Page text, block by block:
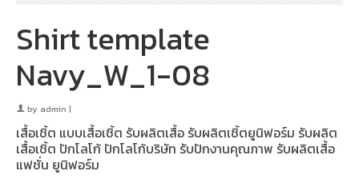
Shirt template
Navy_W_1-08
by admin |
เสื้อเชิ้ต แบบเสื้อเชิ้ต รับผลิตเสื้อ รับผลิตเชิ้ตยูนิฟอร์ม รับผลิต
เสื้อเชิ้ต ปักโลโก้ ปักโลโก้บริษัท รับปักงานคุณภาพ รับผลิตเสื้อ
แฟชั่น ยูนิฟอร์ม